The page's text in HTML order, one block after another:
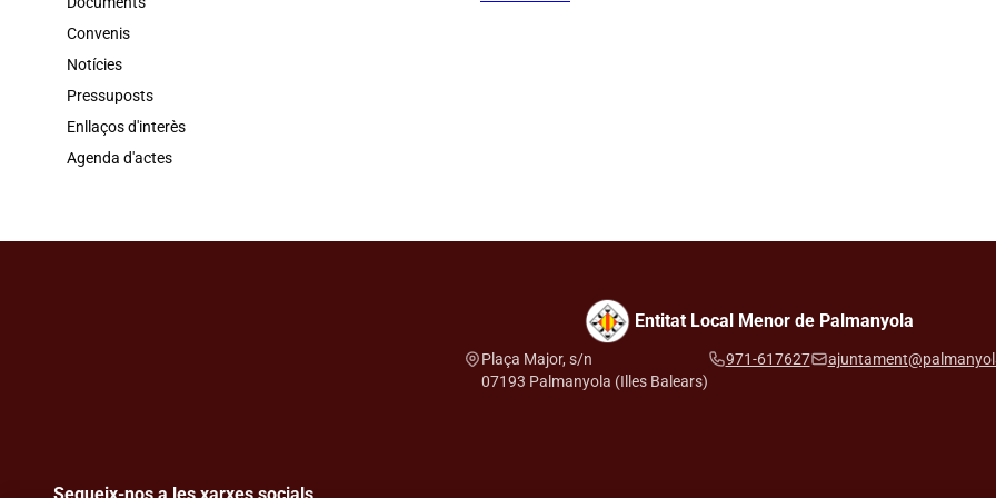
Convenis
Notícies
Pressuposts
Enllaços d'interès
Agenda d'actes
Entitat Local Menor de Palmanyola
Plaça Major, s/n
07193 Palmanyola (Illes Balears)
971-617627